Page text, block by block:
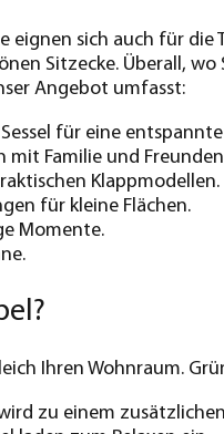
sich auch für die
Sitzecke. Überall,
Angebot umfasst:
für eine
mit Familie und
Klappmodellen.
für kleine Flächen.
Momente.
Ihren Wohnraum.
zu einem